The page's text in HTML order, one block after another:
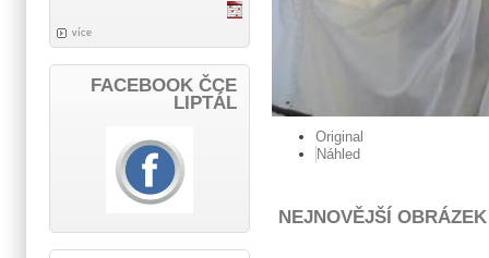
Original
Náhled
NEJNOVĚJŠÍ OBRÁZEK
více
FACEBOOK ČCE
LIPTÁL